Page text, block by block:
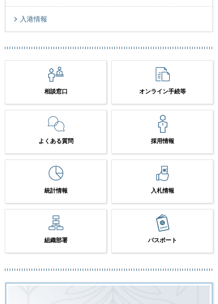
入港情報
相談窓口 オンライン手続等
よくある質問 採用情報
統計情報 入札情報
組織部署 パスポート